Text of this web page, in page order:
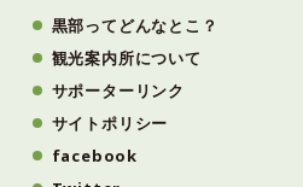
黒部ってどんなとこ？
観光案内所について
サポーターリンク
サイトポリシー
facebook